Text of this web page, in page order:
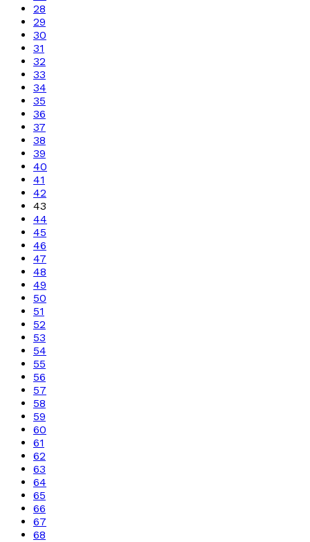
28
29
30
31
32
33
34
35
36
37
38
39
40
41
42
43
44
45
46
47
48
49
50
51
52
53
54
55
56
57
58
59
60
61
62
63
64
65
66
67
68